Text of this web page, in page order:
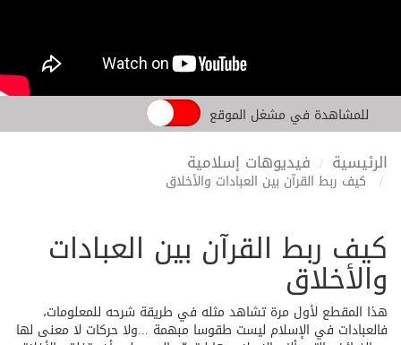
للمشاهدة في مشغل الموقع
الرئيسية فيديوهات إسلامية
كيف ربط القرآن بين العبادات والأخلاق
كيف ربط القرآن بين العبادات
والأخلاق
هذا المقطع لأول مرة تشاهد مثله في طريقة شرحه للمعلومات،
فالعبادات في الإسلام ليست طقوسا مبهمة ...ولا حركات لا معنى لها